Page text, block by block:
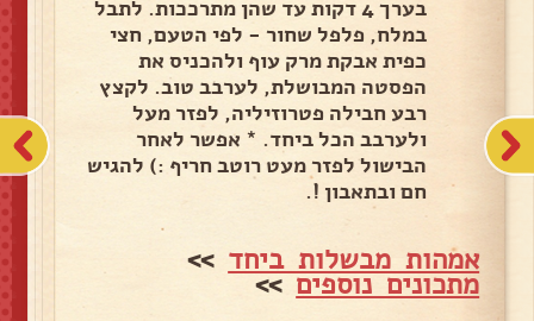
בערך 4 דקות עד שהן מתרככות. לתבל
במלח, פלפל שחור - לפי הטעם, חצי
כפית אבקת מרק עוף ולהכניס את
הפסטה המבושלת, לערבב טוב. לקצץ
רבע חבילה פטרוזיליה, לפזר מעל
ולערבב הכל ביחד. * אפשר לאחר
הבישול לפזר מעט רוטב חריף :) להגיש
חם ובתאבון !.
אמהות מבשלות ביחד >>
מתכונים נוספים>>